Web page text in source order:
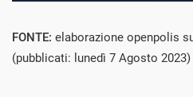
FONTE: elaborazione openpolis
(pubblicati: lunedì 7 Agosto 2023)